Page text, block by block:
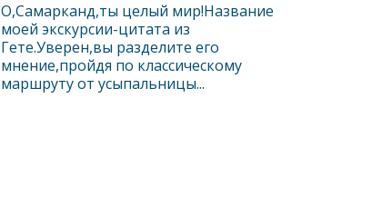
О,Самарканд,ты целый мир!Название
моей экскурсии-цитата из
Гете.Уверен,вы разделите его
мнение,пройдя по классическому
маршруту от усыпальницы...